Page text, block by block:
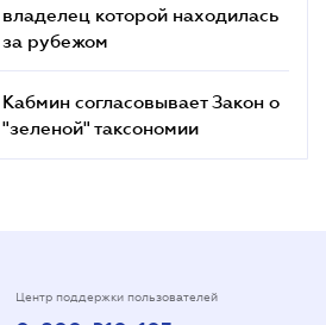
владелец которой находилась
за рубежом
Кабмин согласовывает Закон о
"зеленой" таксономии
Центр поддержки пользователей